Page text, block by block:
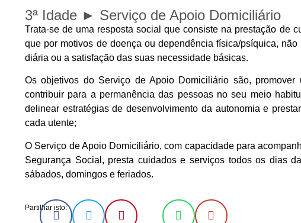
3ª Idade ► Serviço de Apoio Domiciliário
Trata-se de uma resposta social que consiste na prestação de
que por motivos de doença ou dependência física/psíquica,
diária ou a satisfação das suas necessidade básicas.
Os objetivos do Serviço de Apoio Domiciliário são,
contribuir para a permanência das pessoas no seu meio
delinear estratégias de desenvolvimento da autonomia e
cada utente;
O Serviço de Apoio Domiciliário, com capacidade para
Segurança Social, presta cuidados e serviços todos os dias
sábados, domingos e feriados.
Partilhar isto: